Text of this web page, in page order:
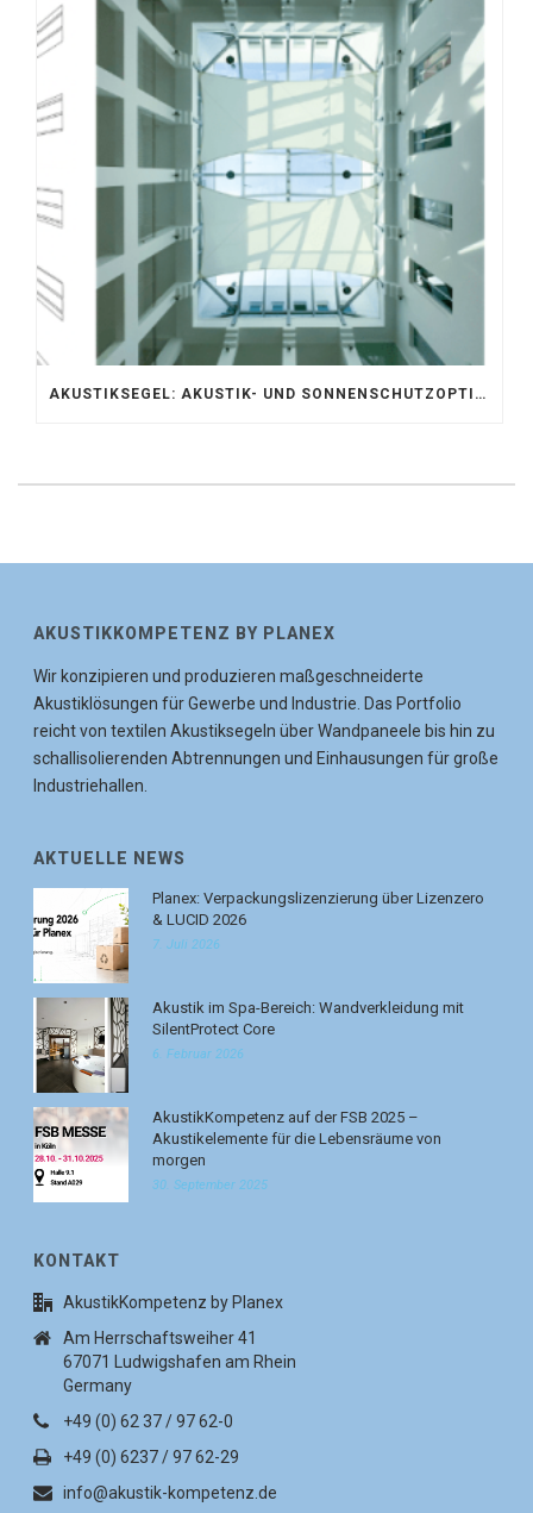
AKUSTIKSEGEL: AKUSTIK- UND SONNENSCHUTZOPTIMIERUNG IM ATRIUM DER UNIVERSITÄT BONN
AKUSTIKKOMPETENZ BY PLANEX
Wir konzipieren und produzieren maßgeschneiderte
Akustiklösungen für Gewerbe und Industrie. Das Portfolio
reicht von textilen Akustiksegeln über Wandpaneele bis hin zu
schallisolierenden Abtrennungen und Einhausungen für große
Industriehallen.
AKTUELLE NEWS
Planex: Verpackungslizenzierung über Lizenzero
& LUCID 2026
7. Juli 2026
Akustik im Spa-Bereich: Wandverkleidung mit
SilentProtect Core
6. Februar 2026
AkustikKompetenz auf der FSB 2025 –
Akustikelemente für die Lebensräume von
morgen
30. September 2025
KONTAKT
AkustikKompetenz by Planex
Am Herrschaftsweiher 41
67071 Ludwigshafen am Rhein
Germany
+49 (0) 62 37 / 97 62-0
+49 (0) 6237 / 97 62-29
info@akustik-kompetenz.de